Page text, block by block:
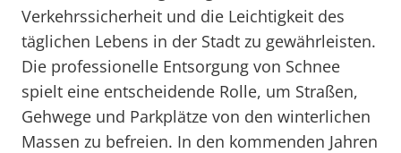
Verkehrssicherheit und die Leichtigkeit des
täglichen Lebens in der Stadt zu gewährleisten.
Die professionelle Entsorgung von Schnee
spielt eine entscheidende Rolle, um Straßen,
Gehwege und Parkplätze von den winterlichen
Massen zu befreien. In den kommenden Jahren